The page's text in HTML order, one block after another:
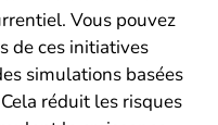
Vous pouvez
de ces initiatives
simulations basées
réduit les risques